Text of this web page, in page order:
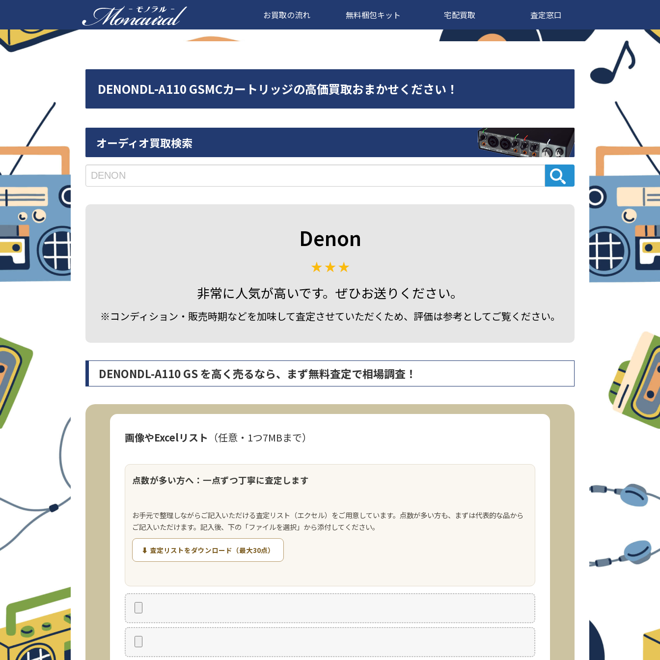
お買取の流れ 無料梱包キット 宅配買取 査定窓口
DENONDL-A110 GSMCカートリッジの高価買取おまかせください！
オーディオ買取検索
Denon
非常に人気が高いです。ぜひお送りください。
※コンディション・販売時期などを加味して査定させていただくため、評価は参考としてご覧ください。
DENONDL-A110 GS を高く売るなら、まず無料査定で相場調査！
画像やExcelリスト （任意・1つ7MBまで）
点数が多い方へ：一点ずつ丁寧に査定します
お手元で整理しながらご記入いただける査定リスト（エクセル）をご用意しています。点数が多い方も、まずは代表的な品から
ご記入いただけます。記入後、下の「ファイルを選択」から添付してください。
⬇ 査定リストをダウンロード（最大30点）